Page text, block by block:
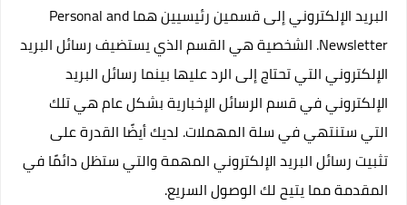
البريد الإلكتروني إلى قسمين رئيسيين هما Personal and
Newsletter. الشخصية هي القسم الذي يستضيف رسائل البريد
الإلكتروني التي تحتاج إلى الرد عليها بينما رسائل البريد
الإلكتروني في قسم الرسائل الإخبارية بشكل عام هي تلك
التي ستنتهي في سلة المهملات. لديك أيضًا القدرة على
تثبيت رسائل البريد الإلكتروني المهمة والتي ستظل دائمًا في
المقدمة مما يتيح لك الوصول السريع.